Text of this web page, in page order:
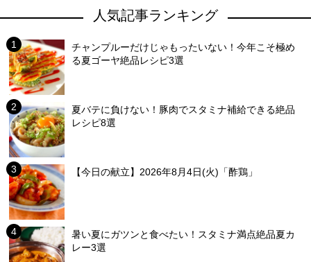
人気記事ランキング
チャンプルーだけじゃもったいない！今年こそ極め
る夏ゴーヤ絶品レシピ3選
夏バテに負けない！豚肉でスタミナ補給できる絶品
レシピ8選
【今日の献立】2026年8月4日(火)「酢鶏」
暑い夏にガツンと食べたい！スタミナ満点絶品夏カ
レー3選